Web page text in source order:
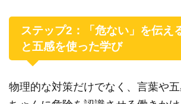
ステップ2：「危ない」を伝え
と五感を使った学び
物理的な対策だけでなく、言葉や